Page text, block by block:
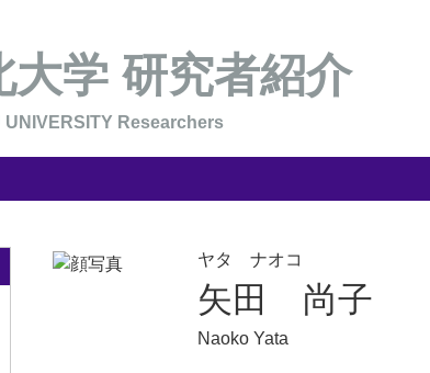
大学 研究者紹介
UNIVERSITY Researchers
ヤタ ナオコ
矢田 尚子
Naoko Yata